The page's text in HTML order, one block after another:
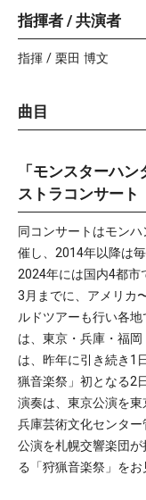
指揮者 / 共演者
指揮 / 栗田 博文
曲目
「モンスターハ
ストラコンサート
同コンサートはモン
催し、2014年以降は
2024年には国内4都市
3月までに、アメリカ
ルドツアーも行い各地
は、東京・兵庫・福
は、昨年に引き続き1
猟音楽祭」初となる2
演奏は、東京公演を
兵庫芸術文化センタ
公演を札幌交響楽団
る「狩猟音楽祭」をお